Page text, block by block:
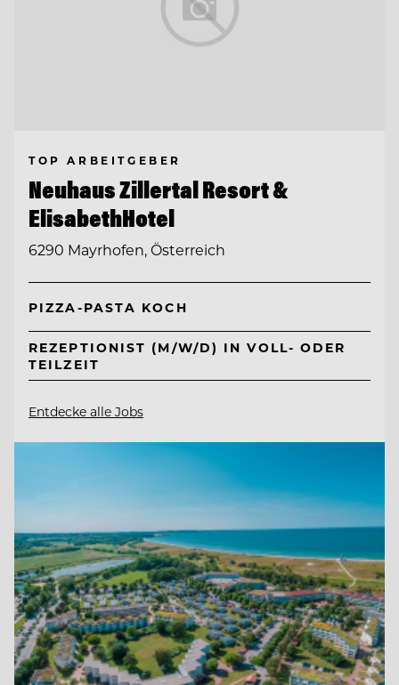
TOP ARBEITGEBER
Neuhaus Zillertal Resort &
ElisabethHotel
6290 Mayrhofen, Österreich
PIZZA-PASTA KOCH
REZEPTIONIST (M/W/D) IN VOLL- ODER
TEILZEIT
Entdecke alle Jobs